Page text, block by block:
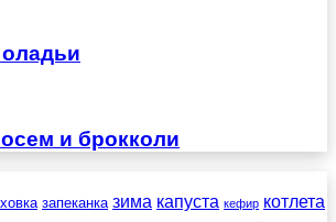
и брокколи
запеканка зима капуста кефир котлета